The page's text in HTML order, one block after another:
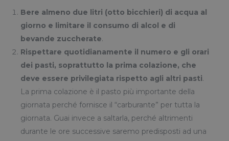
Bere almeno due litri (otto bicchieri) di acqua al
giorno e limitare il consumo di alcol e di
bevande zuccherate.
Rispettare quotidianamente il numero e gli orari
dei pasti, soprattutto la prima colazione, che
deve essere privilegiata rispetto agli altri pasti.
La prima colazione è il pasto più importante della
giornata perché fornisce il “carburante” per tutta la
giornata. Guai invece a saltarla, perché altrimenti
durante le ore successive saremo predisposti ad una